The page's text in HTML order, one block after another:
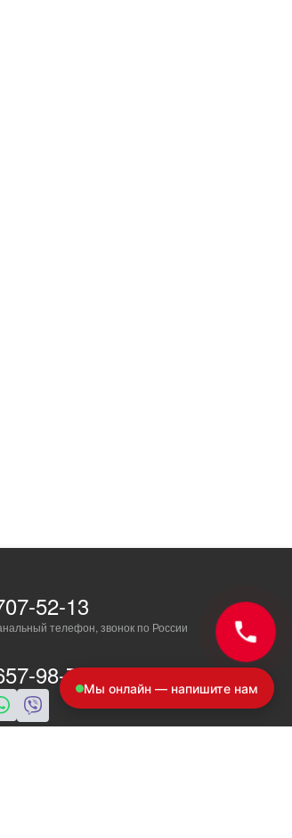
52-13
телефон, звонок по России
98-77Мы онлайн — напишите нам